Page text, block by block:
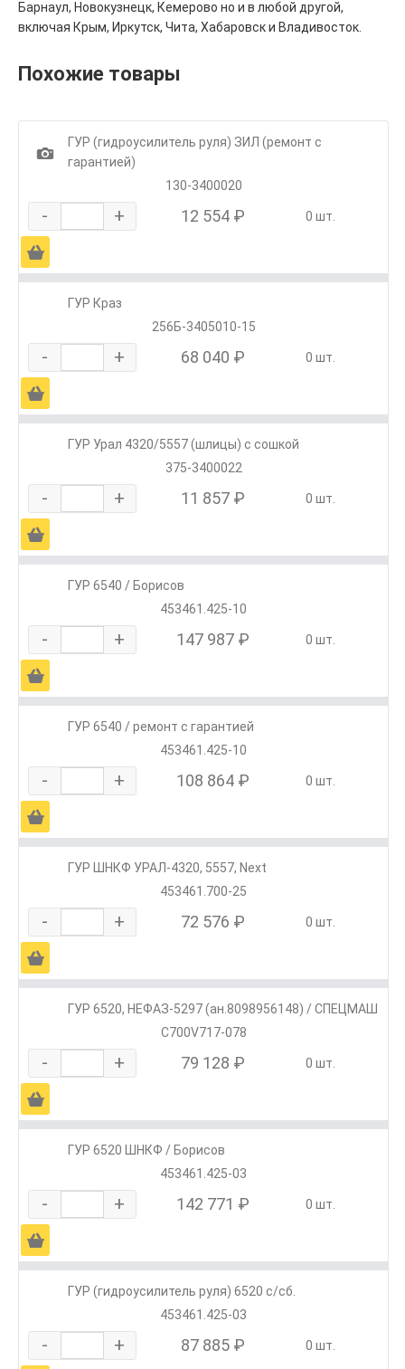
Барнаул, Новокузнецк, Кемерово но и в любой другой,
включая Крым, Иркутск, Чита, Хабаровск и Владивосток.
Похожие товары
1
ГУР (гидроусилитель руля) ЗИЛ (ремонт с
гарантией)
130-3400020
- + 12 554 ₽ 0 шт.
Ä
ГУР Краз
256Б-3405010-15
- + 68 040 ₽ 0 шт.
Ä
ГУР Урал 4320/5557 (шлицы) с сошкой
375-3400022
- + 11 857 ₽ 0 шт.
Ä
ГУР 6540 / Борисов
453461.425-10
- + 147 987 ₽ 0 шт.
Ä
ГУР 6540 / ремонт с гарантией
453461.425-10
- + 108 864 ₽ 0 шт.
Ä
ГУР ШНКФ УРАЛ-4320, 5557, Next
453461.700-25
- + 72 576 ₽ 0 шт.
Ä
ГУР 6520, НЕФАЗ-5297 (ан.8098956148) / СПЕЦМАШ
С700V717-078
- + 79 128 ₽ 0 шт.
Ä
ГУР 6520 ШНКФ / Борисов
453461.425-03
- + 142 771 ₽ 0 шт.
Ä
ГУР (гидроусилитель руля) 6520 с/сб.
453461.425-03
- + 87 885 ₽ 0 шт.